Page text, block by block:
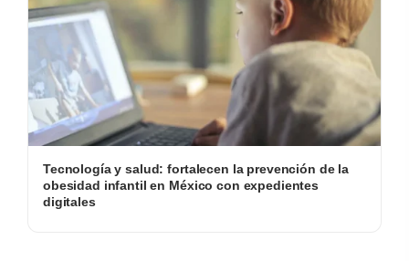
Tecnología y salud: fortalecen la prevención de la
obesidad infantil en México con expedientes
digitales